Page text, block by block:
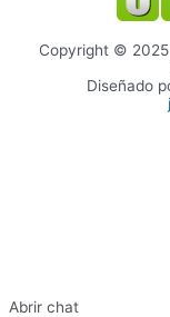
Copyright © 2025
Diseñado
Abrir chat